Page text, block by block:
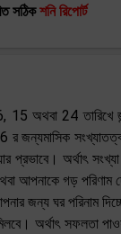
সঠিকশনি রিপোর্ট
15 অথবা 24 তারিখে
জন্যমাসিক
অর্থাৎ
আপনাকে গড়
জন্য ঘর পরিনাম
অর্থাৎ সফলতা